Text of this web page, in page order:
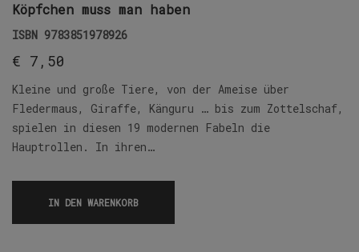
Köpfchen muss man haben
ISBN 9783851978926
€ 7,50
Kleine und große Tiere, von der Ameise über
Fledermaus, Giraffe, Känguru … bis zum Zottelschaf,
spielen in diesen 19 modernen Fabeln die
Hauptrollen. In ihren…
IN DEN WARENKORB